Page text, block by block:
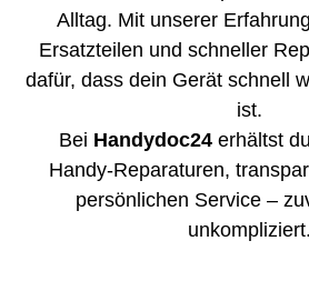
Alltag. Mit unserer
Ersatzteilen und schneller
dafür, dass dein Gerät schnell
ist.
Bei Handydoc24erhältst
Handy-Reparaturen,
persönlichen Service –
unkompliziert.